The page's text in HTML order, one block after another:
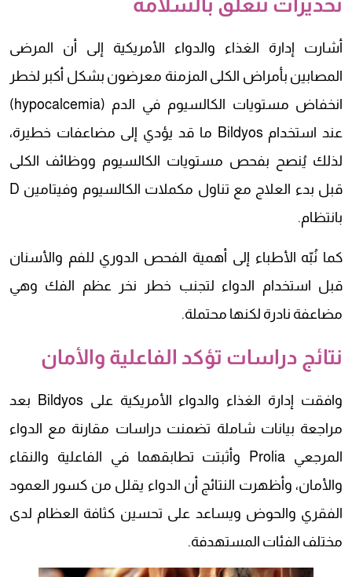
تحذيرات تتعلق بالسلامة
أشارت إدارة الغذاء والدواء الأمريكية إلى أن المرضى
المصابين بأمراض الكلى المزمنة معرضون بشكل أكبر لخطر
انخفاض مستويات الكالسيوم في الدم (hypocalcemia)
عند استخدام Bildyos ما قد يؤدي إلى مضاعفات خطيرة،
لذلك يُنصح بفحص مستويات الكالسيوم ووظائف الكلى
قبل بدء العلاج مع تناول مكملات الكالسيوم وفيتامين D
بانتظام.
كما نُبّه الأطباء إلى أهمية الفحص الدوري للفم والأسنان
قبل استخدام الدواء لتجنب خطر نخر عظم الفك وهي
مضاعفة نادرة لكنها محتملة.
نتائج دراسات تؤكد الفاعلية والأمان
وافقت إدارة الغذاء والدواء الأمريكية على Bildyos بعد
مراجعة بيانات شاملة تضمنت دراسات مقارنة مع الدواء
المرجعي Prolia وأثبتت تطابقهما في الفاعلية والنقاء
والأمان، وأظهرت النتائج أن الدواء يقلل من كسور العمود
الفقري والحوض ويساعد على تحسين كثافة العظام لدى
مختلف الفئات المستهدفة.